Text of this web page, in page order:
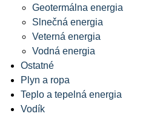
Geotermálna energia
Slnečná energia
Veterná energia
Vodná energia
Ostatné
Plyn a ropa
Teplo a tepelná energia
Vodík